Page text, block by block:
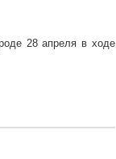
28 апреля в ходе